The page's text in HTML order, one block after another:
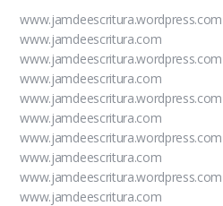
www.jamdeescritura.wordpress.com
www.jamdeescritura.com
www.jamdeescritura.wordpress.com
www.jamdeescritura.com
www.jamdeescritura.wordpress.com
www.jamdeescritura.com
www.jamdeescritura.wordpress.com
www.jamdeescritura.com
www.jamdeescritura.wordpress.com
www.jamdeescritura.com